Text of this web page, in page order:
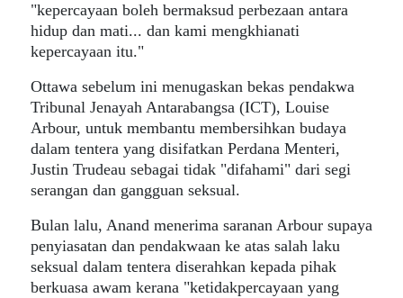
"kepercayaan boleh bermaksud perbezaan antara
hidup dan mati... dan kami mengkhianati
kepercayaan itu."
Ottawa sebelum ini menugaskan bekas pendakwa
Tribunal Jenayah Antarabangsa (ICT), Louise
Arbour, untuk membantu membersihkan budaya
dalam tentera yang disifatkan Perdana Menteri,
Justin Trudeau sebagai tidak "difahami" dari segi
serangan dan gangguan seksual.
Bulan lalu, Anand menerima saranan Arbour supaya
penyiasatan dan pendakwaan ke atas salah laku
seksual dalam tentera diserahkan kepada pihak
berkuasa awam kerana "ketidakpercayaan yang